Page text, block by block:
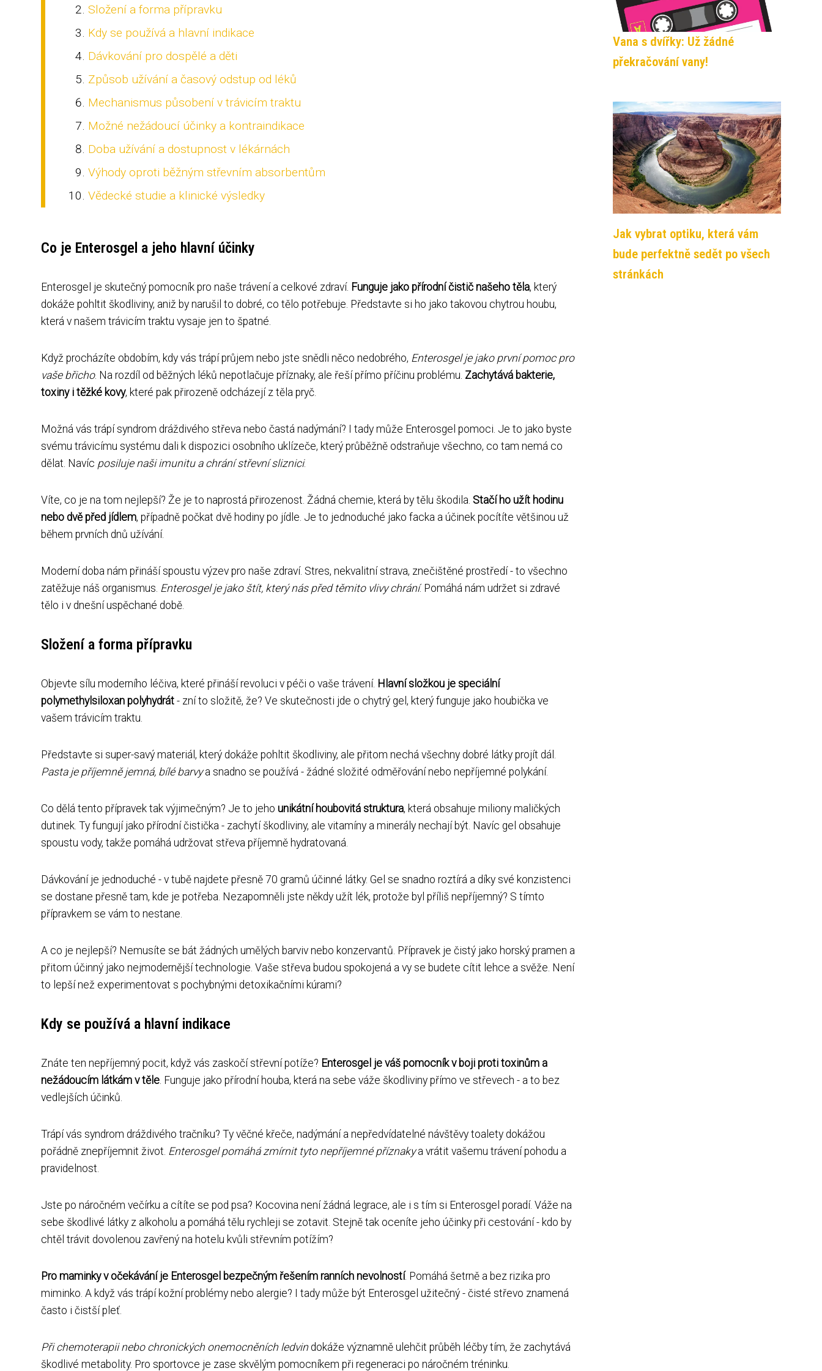
Složení a forma přípravku
Kdy se používá a hlavní indikace
Dávkování pro dospělé a děti
Způsob užívání a časový odstup od léků
Mechanismus působení v trávicím traktu
Možné nežádoucí účinky a kontraindikace
Doba užívání a dostupnost v lékárnách
Výhody oproti běžným střevním absorbentům
Vědecké studie a klinické výsledky
Co je Enterosgel a jeho hlavní účinky
Enterosgel je skutečný pomocník pro naše trávení a celkové zdraví. Funguje jako přírodní čistič našeho těla, který
dokáže pohltit škodliviny, aniž by narušil to dobré, co tělo potřebuje. Představte si ho jako takovou chytrou houbu,
která v našem trávicím traktu vysaje jen to špatné.
Když procházíte obdobím, kdy vás trápí průjem nebo jste snědli něco nedobrého, Enterosgel je jako první pomoc pro
vaše břicho. Na rozdíl od běžných léků nepotlačuje příznaky, ale řeší přímo příčinu problému. Zachytává bakterie,
toxiny i těžké kovy, které pak přirozeně odcházejí z těla pryč.
Možná vás trápí syndrom dráždivého střeva nebo častá nadýmání? I tady může Enterosgel pomoci. Je to jako byste
svému trávicímu systému dali k dispozici osobního uklízeče, který průběžně odstraňuje všechno, co tam nemá co
dělat. Navíc posiluje naši imunitu a chrání střevní sliznici.
Víte, co je na tom nejlepší? Že je to naprostá přirozenost. Žádná chemie, která by tělu škodila. Stačí ho užít hodinu
nebo dvě před jídlem, případně počkat dvě hodiny po jídle. Je to jednoduché jako facka a účinek pocítíte většinou už
během prvních dnů užívání.
Moderní doba nám přináší spoustu výzev pro naše zdraví. Stres, nekvalitní strava, znečištěné prostředí - to všechno
zatěžuje náš organismus. Enterosgel je jako štít, který nás před těmito vlivy chrání. Pomáhá nám udržet si zdravé
tělo i v dnešní uspěchané době.
Složení a forma přípravku
Objevte sílu moderního léčiva, které přináší revoluci v péči o vaše trávení. Hlavní složkou je speciální
polymethylsiloxan polyhydrát - zní to složitě, že? Ve skutečnosti jde o chytrý gel, který funguje jako houbička ve
vašem trávicím traktu.
Představte si super-savý materiál, který dokáže pohltit škodliviny, ale přitom nechá všechny dobré látky projít dál.
Pasta je příjemně jemná, bílé barvya snadno se používá - žádné složité odměřování nebo nepříjemné polykání.
Co dělá tento přípravek tak výjimečným? Je to jeho unikátní houbovitá struktura, která obsahuje miliony maličkých
dutinek. Ty fungují jako přírodní čistička - zachytí škodliviny, ale vitamíny a minerály nechají být. Navíc gel obsahuje
spoustu vody, takže pomáhá udržovat střeva příjemně hydratovaná.
Dávkování je jednoduché - v tubě najdete přesně 70 gramů účinné látky. Gel se snadno roztírá a díky své konzistenci
se dostane přesně tam, kde je potřeba. Nezapomněli jste někdy užít lék, protože byl příliš nepříjemný? S tímto
přípravkem se vám to nestane.
A co je nejlepší? Nemusíte se bát žádných umělých barviv nebo konzervantů. Přípravek je čistý jako horský pramen a
přitom účinný jako nejmodernější technologie. Vaše střeva budou spokojená a vy se budete cítit lehce a svěže. Není
to lepší než experimentovat s pochybnými detoxikačními kúrami?
Kdy se používá a hlavní indikace
Znáte ten nepříjemný pocit, když vás zaskočí střevní potíže? Enterosgel je váš pomocník v boji proti toxinům a
nežádoucím látkám v těle. Funguje jako přírodní houba, která na sebe váže škodliviny přímo ve střevech - a to bez
vedlejších účinků.
Trápí vás syndrom dráždivého tračníku? Ty věčné křeče, nadýmání a nepředvídatelné návštěvy toalety dokážou
pořádně znepříjemnit život. Enterosgel pomáhá zmírnit tyto nepříjemné příznakya vrátit vašemu trávení pohodu a
pravidelnost.
Jste po náročném večírku a cítíte se pod psa? Kocovina není žádná legrace, ale i s tím si Enterosgel poradí. Váže na
sebe škodlivé látky z alkoholu a pomáhá tělu rychleji se zotavit. Stejně tak oceníte jeho účinky při cestování - kdo by
chtěl trávit dovolenou zavřený na hotelu kvůli střevním potížím?
Pro maminky v očekávání je Enterosgel bezpečným řešením ranních nevolností. Pomáhá šetrně a bez rizika pro
miminko. A když vás trápí kožní problémy nebo alergie? I tady může být Enterosgel užitečný - čisté střevo znamená
často i čistší pleť.
Při chemoterapii nebo chronických onemocněních ledvin dokáže významně ulehčit průběh léčby tím, že zachytává
škodlivé metabolity. Pro sportovce je zase skvělým pomocníkem při regeneraci po náročném tréninku.
Vana s dvířky: Už žádné
překračování vany!
Jak vybrat optiku, která vám
bude perfektně sedět po všech
stránkách